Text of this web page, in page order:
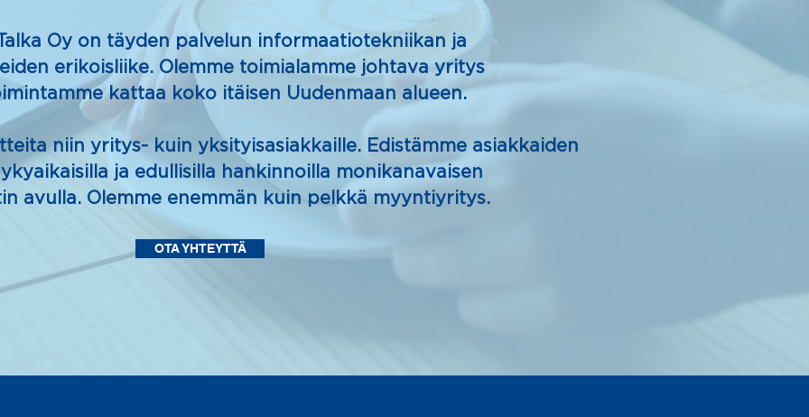
Oy on täyden palvelun informaatiotekniikan ja
erikoisliike. Olemme toimialamme johtava yritys
kattaa koko itäisen Uudenmaan alueen.
niin yritys- kuin yksityisasiakkaille. Edistämme asiakkaiden
ja edullisilla hankinnoilla monikanavaisen
avulla. Olemme enemmän kuin pelkkä myyntiyritys.
OTA YHTEYTTÄ